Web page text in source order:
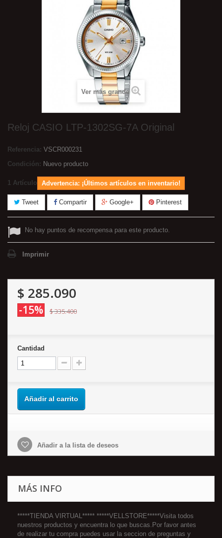
Ver más grande
Reloj CASIO LTP-1302SG-7A Original
Referencia: VSCR000231
Condición: Nuevo producto
1 Artículo Advertencia: ¡Últimos artículos en inventario!
Tweet Compartir Google+ Pinterest
No hay puntos de recompensa para este producto.
Imprimir
$ 285.090
-15% $ 335.400
Cantidad
Añadir al carrito
Añadir a la lista de deseos
MÁS INFO
*****TIENDA VIRTUAL***** *****VELLSTORE*****Visita todos
nuestros productos y encuentra lo que buscas.Por favor antes
de realizar tu compra puedes usar la seccion de preguntas y